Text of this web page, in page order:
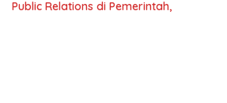
Public Relations di Pemerintah,